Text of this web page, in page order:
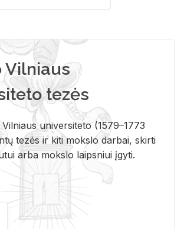
Vilniaus
tezės
universiteto (1579–1773
tezės ir kiti mokslo darbai, skirti
arba mokslo laipsniui įgyti.